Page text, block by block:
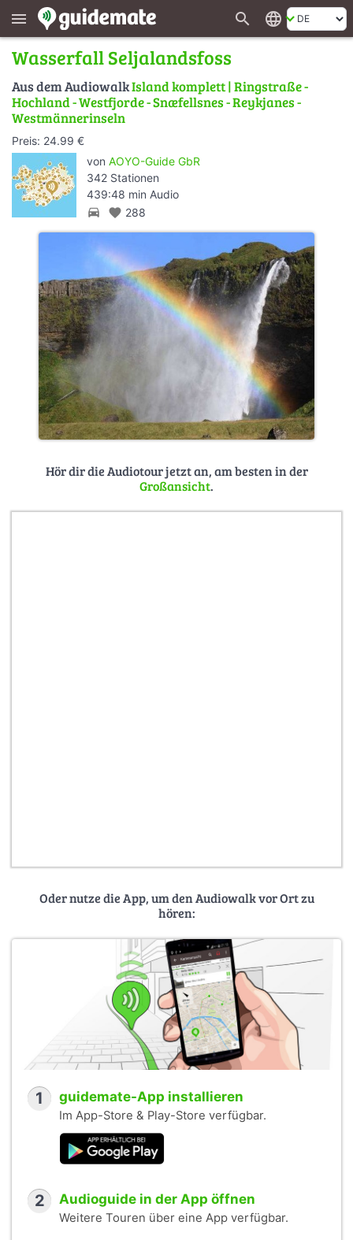
menu search language
Wasserfall Seljalandsfoss
Aus dem AudiowalkIsland komplett | Ringstraße -
Hochland - Westfjorde - Snæfellsnes - Reykjanes -
Westmännerinseln
Preis: 24.99 €
von AOYO-Guide GbR
342 Stationen
439:48 min Audio
directions_car favorite 288
Hör dir die Audiotour jetzt an, am besten in der
Großansicht.
Oder nutze die App, um den Audiowalk vor Ort zu
hören:
1 guidemate-App installieren
Im App-Store & Play-Store verfügbar.
2 Audioguide in der App öffnen
Weitere Touren über eine App verfügbar.